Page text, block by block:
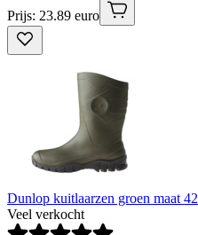
Prijs: 23.89 euro
Dunlop kuitlaarzen groen maat 42
Veel verkocht